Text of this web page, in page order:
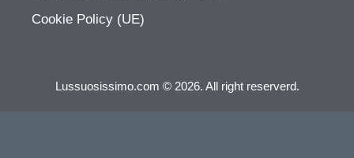
Cookie Policy (UE)
Lussuosissimo.com © 2026. All right reserverd.